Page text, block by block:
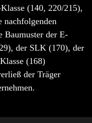
(140, 220/215),
nachfolgenden
Baumuster der E-
der SLK (170), der
(168)
der Träger